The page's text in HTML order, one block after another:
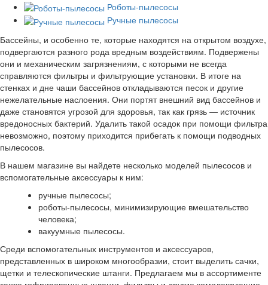
Роботы-пылесосы
Ручные пылесосы
Бассейны, и особенно те, которые находятся на открытом воздухе,
подвергаются разного рода вредным воздействиям. Подвержены
они и механическим загрязнениям, с которыми не всегда
справляются фильтры и фильтрующие установки. В итоге на
стенках и дне чаши бассейнов откладываются песок и другие
нежелательные наслоения. Они портят внешний вид бассейнов и
даже становятся угрозой для здоровья, так как грязь — источник
вредоносных бактерий. Удалить такой осадок при помощи фильтра
невозможно, поэтому приходится прибегать к помощи подводных
пылесосов.
В нашем магазине вы найдете несколько моделей пылесосов и
вспомогательные аксессуары к ним:
ручные пылесосы;
роботы-пылесосы, минимизирующие вмешательство
человека;
вакуумные пылесосы.
Среди вспомогательных инструментов и аксессуаров,
представленных в широком многообразии, стоит выделить сачки,
щетки и телескопические штанги. Предлагаем мы в ассортименте